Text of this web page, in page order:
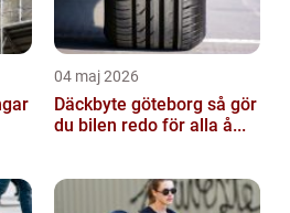
04 maj 2026
Däckbyte göteborg så gör
du bilen redo för alla å...